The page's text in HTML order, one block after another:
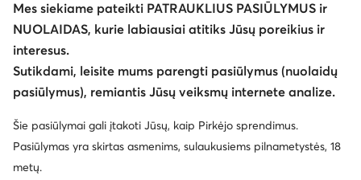
EXTRA -15% Kodas: SUMMER
Clarks
Pusbačiai · Ruda
109,99€
EXTRA -25% Kodas: SUMMER
Pusbačiai · Juoda
109,99 €
Mes siekiame pateikti PATRAUKLIUS PASIŪLYMUS ir
NUOLAIDAS, kurie labiausiai atitiks Jūsų poreikius ir
interesus.
Sutikdami, leisite mums parengti pasiūlymus (nuolaidų
pasiūlymus), remiantis Jūsų veiksmų internete analize.
Šie pasiūlymai gali įtakoti Jūsų, kaip Pirkėjo sprendimus.
Pasiūlymas yra skirtas asmenims, sulaukusiems pilnametystės, 18
metų.